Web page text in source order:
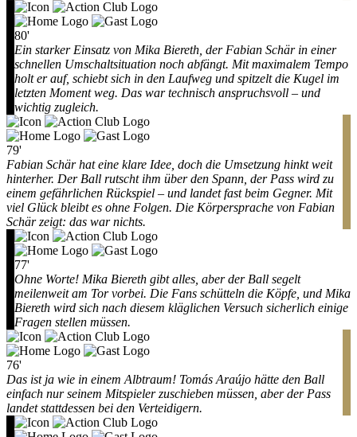
80'
Ein starker Einsatz von Mika Biereth, der Fabian Schär in einer
schnellen Umschaltsituation noch abfängt. Mit maximalem Tempo
holt er auf, schiebt sich in den Laufweg und spitzelt die Kugel im
letzten Moment weg. Das war technisch anspruchsvoll – und
wichtig zugleich.
79'
Fabian Schär hat eine klare Idee, doch die Umsetzung hinkt weit
hinterher. Der Ball rutscht ihm über den Spann, der Pass wird zu
einem gefährlichen Rückspiel – und landet fast beim Gegner. Mit
viel Glück bleibt es ohne Folgen. Die Körpersprache von Fabian
Schär zeigt: das war nichts.
77'
Ohne Worte! Mika Biereth gibt alles, aber der Ball segelt
meilenweit am Tor vorbei. Die Fans schütteln die Köpfe, und Mika
Biereth wird sich nach diesem kläglichen Versuch sicherlich einige
Fragen stellen müssen.
76'
Das ist ja wie in einem Albtraum! Tomás Araújo hätte den Ball
einfach nur seinem Mitspieler zuschieben müssen, aber der Pass
landet stattdessen bei den Verteidigern.